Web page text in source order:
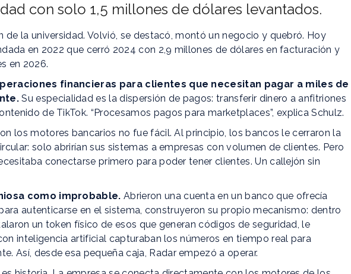
con solo 1,5 millones de dólares levantados.
de la universidad. Volvió, se destacó, montó un negocio y quebró. Hoy
en 2022 que cerró 2024 con 2,9 millones de dólares en facturación y
en 2026.
financieras para clientes que necesitan pagar a miles de
Su especialidad es la dispersión de pagos: transferir dinero a anfitriones
de TikTok. “Procesamos pagos para marketplaces”, explica Schulz.
los motores bancarios no fue fácil. Al principio, los bancos le cerraron la
solo abrirían sus sistemas a empresas con volumen de clientes. Pero
conectarse primero para poder tener clientes. Un callejón sin
como improbable. Abrieron una cuenta en un banco que ofrecía
autenticarse en el sistema, construyeron su propio mecanismo: dentro
un token físico de esos que generan códigos de seguridad, le
inteligencia artificial capturaban los números en tiempo real para
Así, desde esa pequeña caja, Radar empezó a operar.